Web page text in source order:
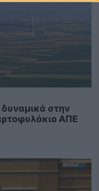
στην
ΑΠΕ